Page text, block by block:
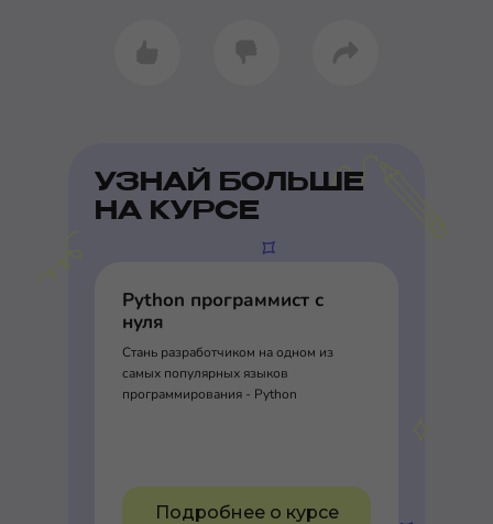
УЗНАЙ БОЛЬШЕ
НА КУРСЕ
Python программист с
нуля
Стань разработчиком на одном из
самых популярных языков
программирования - Python
Подробнее о курсе